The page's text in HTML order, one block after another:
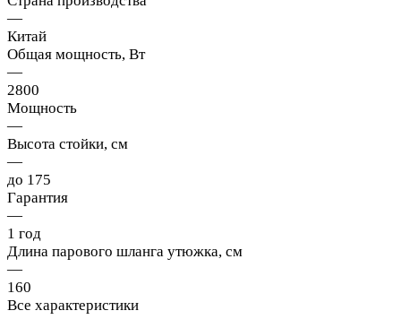
—
Китай
Общая мощность, Вт
—
2800
Мощность
—
Высота стойки, см
—
до 175
Гарантия
—
1 год
Длина парового шланга утюжка, см
—
160
Все характеристики